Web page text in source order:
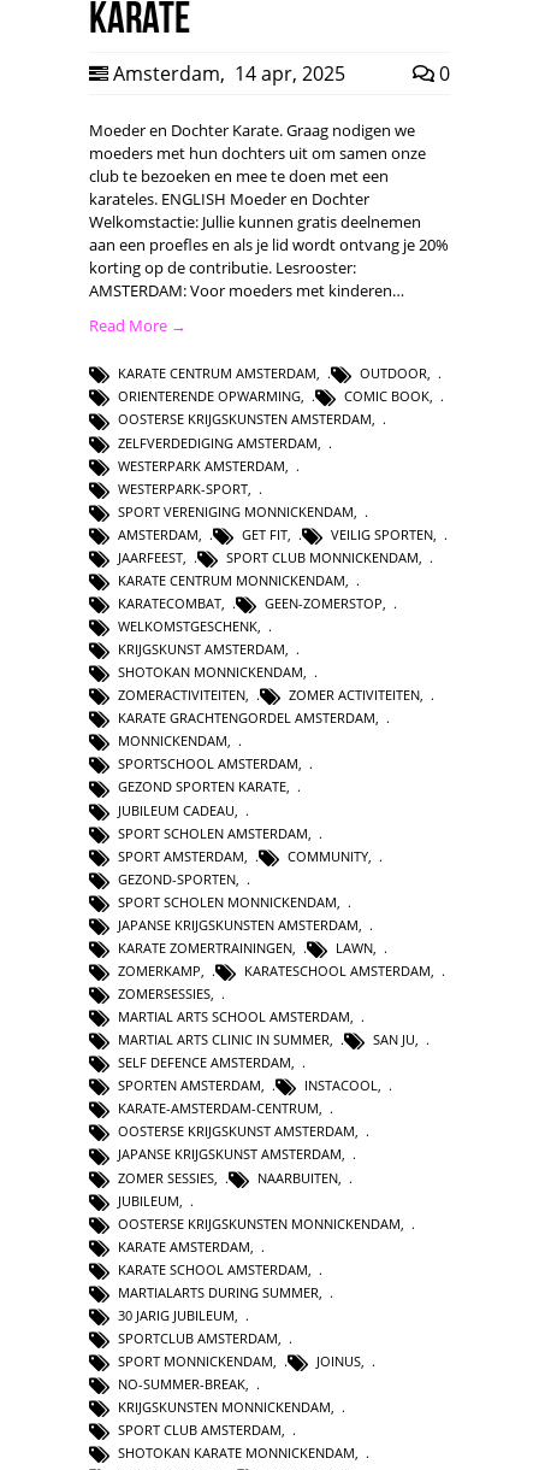
Karate
Amsterdam, 14 apr, 2025 0
Moeder en Dochter Karate. Graag nodigen we
moeders met hun dochters uit om samen onze
club te bezoeken en mee te doen met een
karateles. ENGLISH Moeder en Dochter
Welkomstactie: Jullie kunnen gratis deelnemen
aan een proefles en als je lid wordt ontvang je 20%
korting op de contributie. Lesrooster:
AMSTERDAM: Voor moeders met kinderen…
Read More →
KARATE CENTRUM AMSTERDAM, OUTDOOR,
ORIENTERENDE OPWARMING, COMIC BOOK,
OOSTERSE KRIJGSKUNSTEN AMSTERDAM,
ZELFVERDEDIGING AMSTERDAM
WESTERPARK AMSTERDAM
WESTERPARK-SPORT
SPORT VERENIGING MONNICKENDAM
AMSTERDAM
GET FIT VEILIG SPORTEN
JAARFEEST
SPORT CLUB MONNICKENDAM
KARATE CENTRUM MONNICKENDAM
KARATECOMBAT
GEEN-ZOMERSTOP
WELKOMSTGESCHENK,
KRIJGSKUNST AMSTERDAM,
SHOTOKAN MONNICKENDAM,
ZOMERACTIVITEITEN, ZOMER ACTIVITEITEN,
KARATE GRACHTENGORDEL AMSTERDAM,
MONNICKENDAM,
SPORTSCHOOL AMSTERDAM,
GEZOND SPORTEN KARATE,
JUBILEUM CADEAU
SPORT SCHOLEN AMSTERDAM
SPORT AMSTERDAM
COMMUNITY
GEZOND-SPORTEN
SPORT SCHOLEN MONNICKENDAM
JAPANSE KRIJGSKUNSTEN AMSTERDAM
KARATE ZOMERTRAININGEN
LAWN
ZOMERKAMP
KARATESCHOOL AMSTERDAM
ZOMERSESSIES,
MARTIAL ARTS SCHOOL AMSTERDAM,
MARTIAL ARTS CLINIC IN SUMMER, SAN JU,
SELF DEFENCE AMSTERDAM,
SPORTEN AMSTERDAM, INSTACOOL,
KARATE-AMSTERDAM-CENTRUM,
OOSTERSE KRIJGSKUNST AMSTERDAM,
JAPANSE KRIJGSKUNST AMSTERDAM,
ZOMER SESSIES
NAARBUITEN
JUBILEUM
OOSTERSE KRIJGSKUNSTEN MONNICKENDAM
KARATE AMSTERDAM
KARATE SCHOOL AMSTERDAM
MARTIALARTS DURING SUMMER
30 JARIG JUBILEUM
SPORTCLUB AMSTERDAM
SPORT MONNICKENDAM, JOINUS,
NO-SUMMER-BREAK,
KRIJGSKUNSTEN MONNICKENDAM,
SPORT CLUB AMSTERDAM,
SHOTOKAN KARATE MONNICKENDAM,